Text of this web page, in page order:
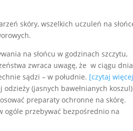
skóry, wszelkich uczuleń na
na słońcu w godzinach szczytu,
zwraca uwagę, że w ciągu dnia
sądzi – w południe. [czytaj
(jasnych bawełnianych
preparaty ochronne na skórę.
ogóle przebywać bezpośrednio na